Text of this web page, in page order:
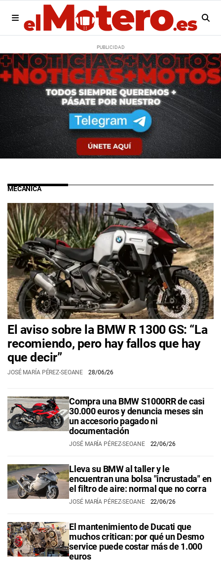
MECÁNICA
El aviso sobre la BMW R 1300 GS: “La
recomiendo, pero hay fallos que hay
que decir”
JOSÉ MARÍA PÉREZ-SEOANE 28/06/26
Compra una BMW S1000RR de casi
30.000 euros y denuncia meses sin
un accesorio pagado ni
documentación
JOSÉ MARÍA PÉREZ-SEOANE 22/06/26
Lleva su BMW al taller y le
encuentran una bolsa "incrustada" en
el filtro de aire: normal que no corra
JOSÉ MARÍA PÉREZ-SEOANE 22/06/26
El mantenimiento de Ducati que
muchos critican: por qué un Desmo
service puede costar más de 1.000
euros